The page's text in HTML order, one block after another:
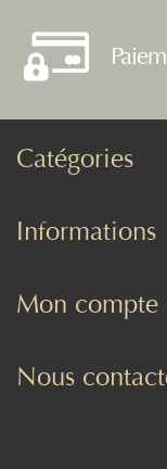
Catégories
Informations
Mon compte
Nous